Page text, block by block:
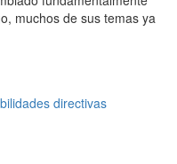
muchos de sus temas ya
directivas